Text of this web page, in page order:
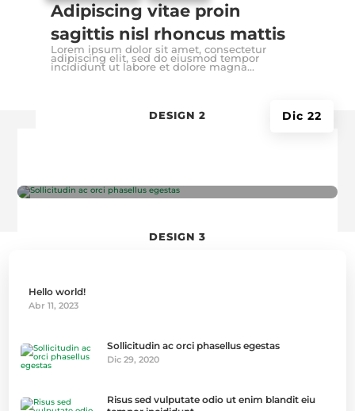
Adipiscing vitae proin
sagittis nisl rhoncus mattis
Dic 22
Lorem ipsum dolor sit amet, consectetur
adipiscing elit, sed do eiusmod tempor
incididunt ut labore et dolore magna...
DESIGN 2
Hello world!
porsoporte| Abr 11, 2023|Uncategorized
DESIGN 3
Hello world!
Abr 11, 2023
Sollicitudin ac orci phasellus egestas
Dic 29, 2020
Risus sed vulputate odio ut enim blandit eiu